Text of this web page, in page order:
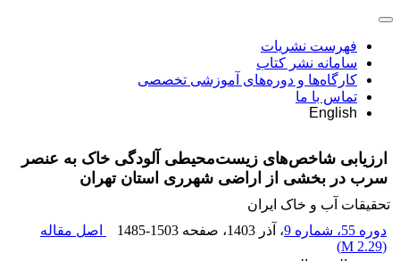
فهرست نشریات
سامانه نشر کتاب
کارگاه‌ها و دوره‌های آموزشی تخصصی
تماس با ما
English
ارزیابی شاخص‌های زیست‌محیطی آلودگی خاک به عنصر
سرب در بخشی از اراضی شهرری استان تهران
تحقیقات آب و خاک ایران
دوره 55، شماره 9
، آذر 1403 ، صفحه 1485-1503
اصل مقاله
(
2.29 M
)